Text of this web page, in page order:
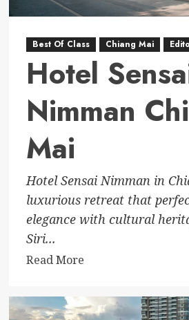
Best Of Class Chiang Mai
Hotel
Nimman
Mai
Hotel Sensai Nimman in
luxurious retreat that
elegance with cultural
Siri...
Read MoreRead
about
Hotel